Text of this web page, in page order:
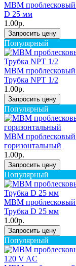
MBM
D 25 мм
1.00р.
Запросить цену
Популярный
MBM
Трубка NPT 1/2
1.00р.
Запросить цену
Популярный
MBM
горизонтальный
1.00р.
Запросить цену
Популярный
MBM
Трубка D 25 мм
1.00р.
Запросить цену
Популярный